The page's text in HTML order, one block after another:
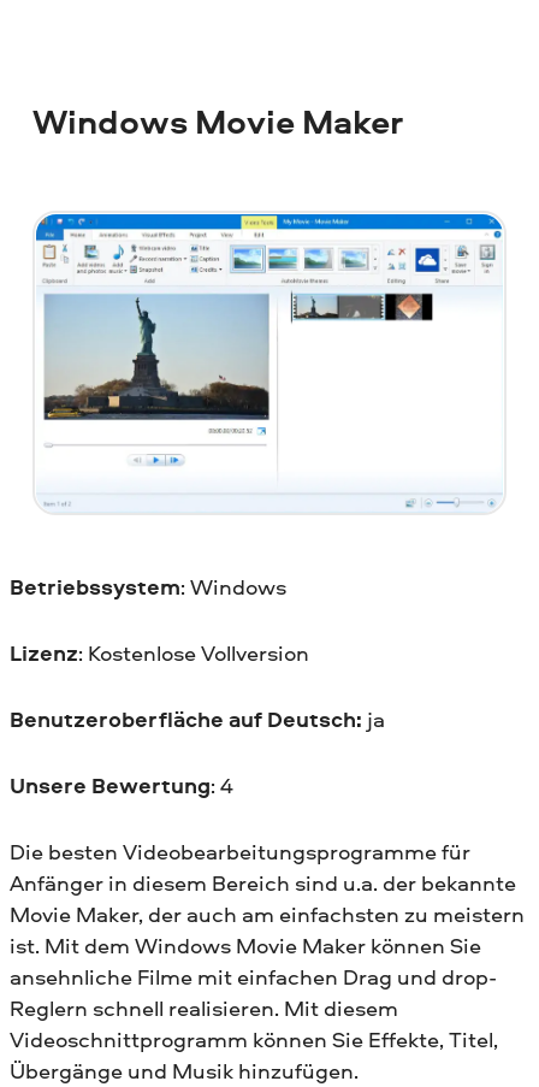
Windows Movie Maker
Betriebssystem: Windows
Lizenz: Kostenlose Vollversion
Benutzeroberfläche auf Deutsch: ja
Unsere Bewertung: 4
Die besten Videobearbeitungsprogramme für
Anfänger in diesem Bereich sind u.a. der bekannte
Movie Maker, der auch am einfachsten zu meistern
ist. Mit dem Windows Movie Maker können Sie
ansehnliche Filme mit einfachen Drag und drop-
Reglern schnell realisieren. Mit diesem
Videoschnittprogramm können Sie Effekte, Titel,
Übergänge und Musik hinzufügen.